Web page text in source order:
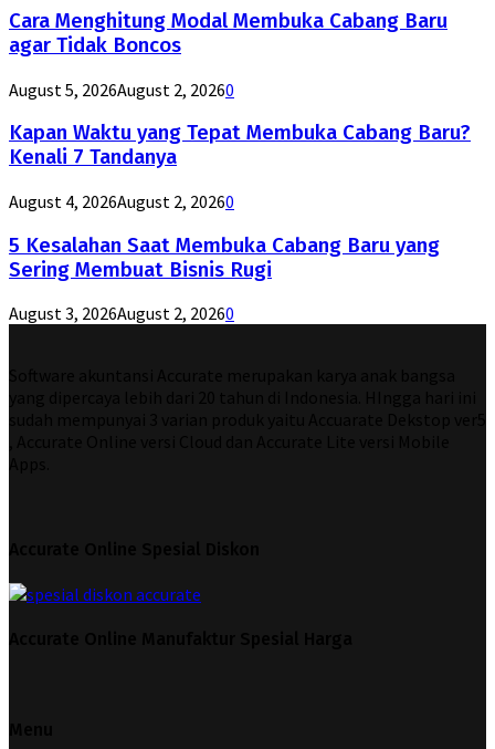
Cara Menghitung Modal Membuka Cabang Baru
agar Tidak Boncos
August 5, 2026August 2, 20260
Kapan Waktu yang Tepat Membuka Cabang Baru?
Kenali 7 Tandanya
August 4, 2026August 2, 20260
5 Kesalahan Saat Membuka Cabang Baru yang
Sering Membuat Bisnis Rugi
August 3, 2026August 2, 20260